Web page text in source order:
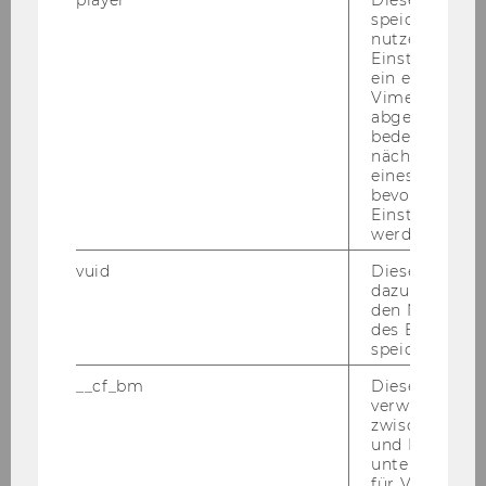
Mitteilungsblatt vom 11. April 2007, 31. Stück
Mitteilungsblatt vom 13. April 2007, 32.
Mitteilungsblatt vom 18. April 2007, 33.
Mitteilungsblatt vom 25. April 2007, 34.
Juni 2007
speichert
ein
Vimeo-Video
abgespielt
bedeutet,
nächsten
eines Vimeo-
bevorzugten
werden.
vuid
Dieser
dazu
den
des
speichern.
__cf_bm
Dieses
verwendet,
zwischen
und Bots zu